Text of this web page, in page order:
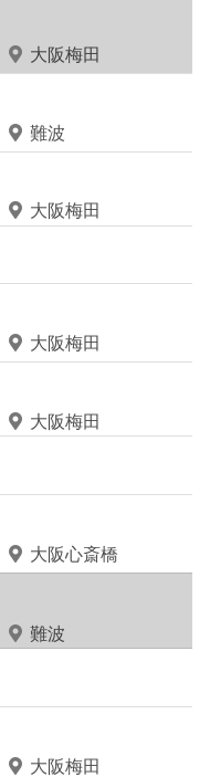
大阪梅田
難波
大阪梅田
大阪梅田
大阪梅田
大阪心斎橋
難波
大阪梅田